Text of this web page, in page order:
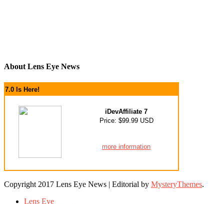
About Lens Eye News
7.0 Is Here!
iDevAffiliate 7
Price: $99.99 USD
more information
Copyright 2017 Lens Eye News | Editorial by MysteryThemes.
Lens Eye